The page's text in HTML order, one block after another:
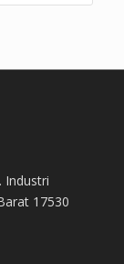
Industri
17530